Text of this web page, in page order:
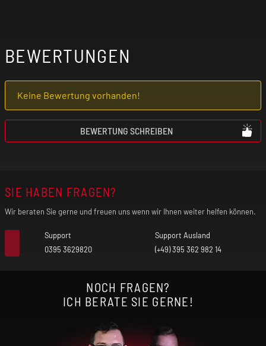
BEWERTUNGEN
Keine Bewertung vorhanden!
BEWERTUNG SCHREIBEN
SIE HABEN FRAGEN?
Wir beraten Sie gerne und freuen uns wenn wir Ihnen weiter helfen können.
Support
0395 3629820
Support Ausland
(+49) 395 362 982 14
NOCH FRAGEN?
ICH BERATE SIE GERNE!